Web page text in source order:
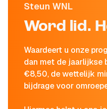
Steun WNL
Word lid.
Waardeert u onze
dan met de jaarlijkse
€8,50, de wettelijk
bijdrage voor